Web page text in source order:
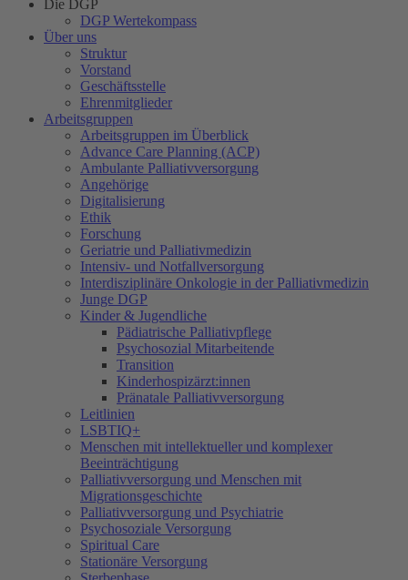
Die DGP
DGP Wertekompass
Über uns
Struktur
Vorstand
Geschäftsstelle
Ehrenmitglieder
Arbeitsgruppen
Arbeitsgruppen im Überblick
Advance Care Planning (ACP)
Ambulante Palliativversorgung
Angehörige
Digitalisierung
Ethik
Forschung
Geriatrie und Palliativmedizin
Intensiv- und Notfallversorgung
Interdisziplinäre Onkologie in der Palliativmedizin
Junge DGP
Kinder & Jugendliche
Pädiatrische Palliativpflege
Psychosozial Mitarbeitende
Transition
Kinderhospizärzt:innen
Pränatale Palliativversorgung
Leitlinien
LSBTIQ+
Menschen mit intellektueller und komplexer
Beeinträchtigung
Palliativversorgung und Menschen mit
Migrationsgeschichte
Palliativversorgung und Psychiatrie
Psychosoziale Versorgung
Spiritual Care
Stationäre Versorgung